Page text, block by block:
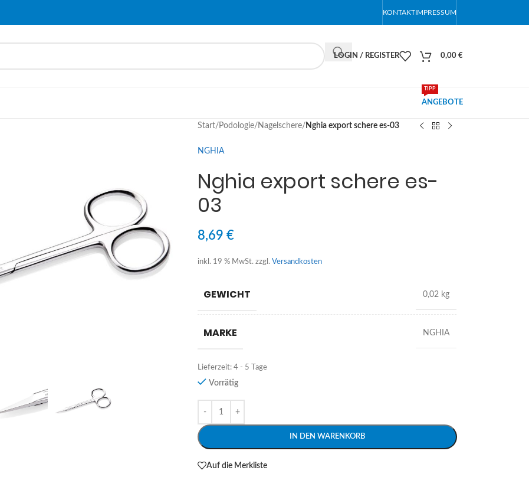
KONTAKTIMPRESSUM
LOGIN / REGISTER 0,00 €
ANGEBOTE
TIPP
Start/ Podologie/ Nagelschere/ Nghia export schere es-03
NGHIA
Nghia export schere es-
03
8,69€
inkl. 19 % MwSt. zzgl.Versandkosten
GEWICHT 0,02 kg
MARKE NGHIA
Lieferzeit:4 - 5 Tage
Vorrätig
IN DEN WARENKORB
Alternative:
Auf die Merkliste